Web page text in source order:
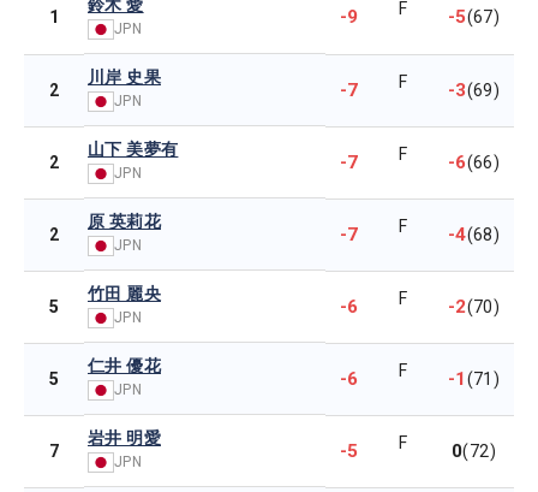
1
鈴木 愛
JPN
-9 F -5(67)
2
川岸 史果
JPN -7 F -3(69)
2
山下 美夢有
JPN -7 F -6(66)
2
原 英莉花
JPN -7 F -4(68)
5
竹田 麗央
JPN -6 F -2(70)
5
仁井 優花
JPN -6 F -1(71)
7
岩井 明愛
JPN -5 F 0(72)